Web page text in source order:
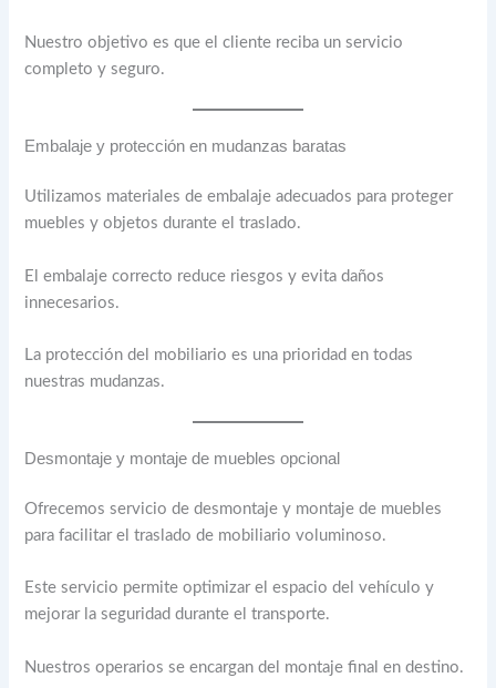
Nuestro objetivo es que el cliente reciba un servicio
completo y seguro.
Embalaje y protección en mudanzas baratas
Utilizamos materiales de embalaje adecuados para proteger
muebles y objetos durante el traslado.
El embalaje correcto reduce riesgos y evita daños
innecesarios.
La protección del mobiliario es una prioridad en todas
nuestras mudanzas.
Desmontaje y montaje de muebles opcional
Ofrecemos servicio de desmontaje y montaje de muebles
para facilitar el traslado de mobiliario voluminoso.
Este servicio permite optimizar el espacio del vehículo y
mejorar la seguridad durante el transporte.
Nuestros operarios se encargan del montaje final en destino.